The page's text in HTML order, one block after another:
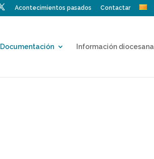
Acontecimientos pasados Contactar
Documentación Información diocesana